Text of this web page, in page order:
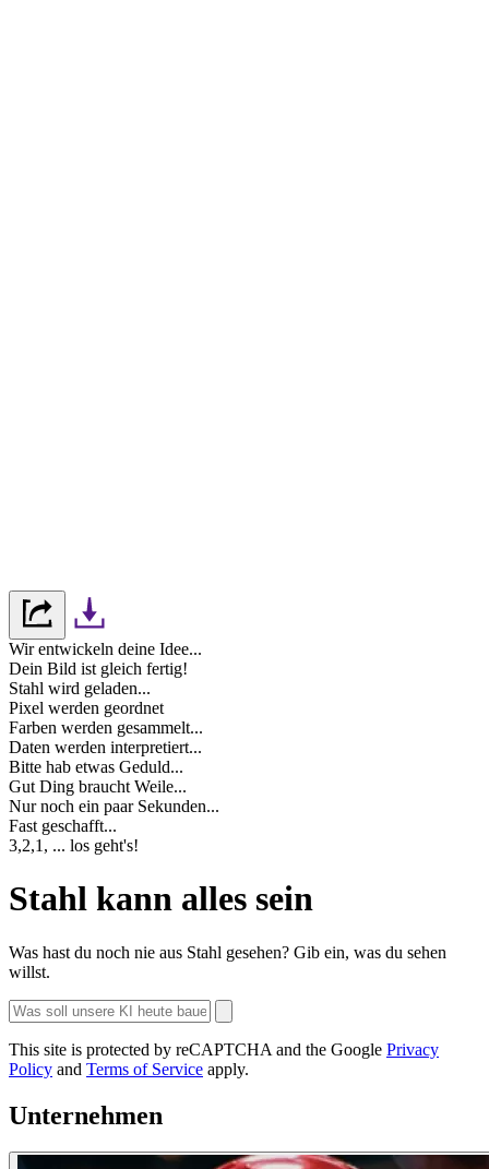
Wir entwickeln deine Idee...
Dein Bild ist gleich fertig!
Stahl wird geladen...
Pixel werden geordnet
Farben werden gesammelt...
Daten werden interpretiert...
Bitte hab etwas Geduld...
Gut Ding braucht Weile...
Nur noch ein paar Sekunden...
Fast geschafft...
3,2,1, ... los geht's!
Stahl kann alles sein
Was hast du noch nie aus Stahl gesehen? Gib ein, was du sehen
willst.
This site is protected by reCAPTCHA and the Google Privacy
Policy and Terms of Service apply.
Unternehmen